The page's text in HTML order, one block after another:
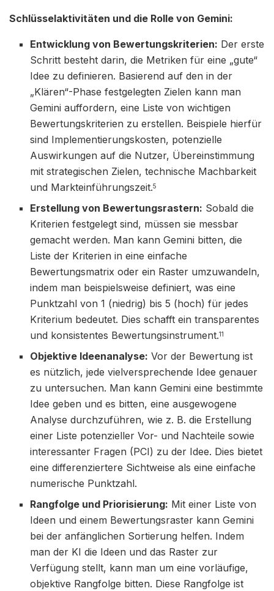
Schlüsselaktivitäten und die Rolle von Gemini:
Entwicklung von Bewertungskriterien: Der erste
Schritt besteht darin, die Metriken für eine „gute“
Idee zu definieren. Basierend auf den in der
„Klären“-Phase festgelegten Zielen kann man
Gemini auffordern, eine Liste von wichtigen
Bewertungskriterien zu erstellen. Beispiele hierfür
sind Implementierungskosten, potenzielle
Auswirkungen auf die Nutzer, Übereinstimmung
mit strategischen Zielen, technische Machbarkeit
und Markteinführungszeit.5
Erstellung von Bewertungsrastern: Sobald die
Kriterien festgelegt sind, müssen sie messbar
gemacht werden. Man kann Gemini bitten, die
Liste der Kriterien in eine einfache
Bewertungsmatrix oder ein Raster umzuwandeln,
indem man beispielsweise definiert, was eine
Punktzahl von 1 (niedrig) bis 5 (hoch) für jedes
Kriterium bedeutet. Dies schafft ein transparentes
und konsistentes Bewertungsinstrument.11
Objektive Ideenanalyse: Vor der Bewertung ist
es nützlich, jede vielversprechende Idee genauer
zu untersuchen. Man kann Gemini eine bestimmte
Idee geben und es bitten, eine ausgewogene
Analyse durchzuführen, wie z. B. die Erstellung
einer Liste potenzieller Vor- und Nachteile sowie
interessanter Fragen (PCI) zu der Idee. Dies bietet
eine differenziertere Sichtweise als eine einfache
numerische Punktzahl.
Rangfolge und Priorisierung: Mit einer Liste von
Ideen und einem Bewertungsraster kann Gemini
bei der anfänglichen Sortierung helfen. Indem
man der KI die Ideen und das Raster zur
Verfügung stellt, kann man um eine vorläufige,
objektive Rangfolge bitten. Diese Rangfolge ist